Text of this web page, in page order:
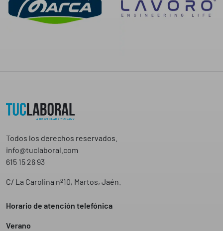
Todos los derechos reservados.
info@tuclaboral.com
615 15 26 93
C/ La Carolina nº10, Martos, Jaén.
Horario de atención telefónica
Verano